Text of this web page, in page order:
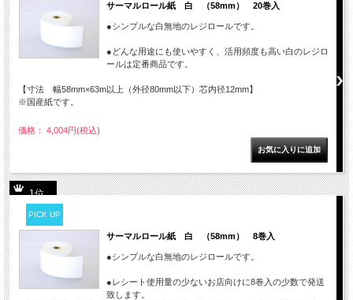
サーマルロール紙 白 （58mm） 20巻入
●シンプルな白無地のレジロールです。
●どんな用途にも使いやすく、活用頻度も高い白のレジロ
ールは定番商品です。
【寸法 幅58mm×63m以上（外径80mm以下）芯内径12mm】
※国産紙です。
価格： 4,004円(税込)
1位
PICK UP
サーマルロール紙 白 （58mm） 8巻入
●シンプルな白無地のレジロールです。
●レシート使用量の少ないお店向けに8巻入の少数で発送
致します。